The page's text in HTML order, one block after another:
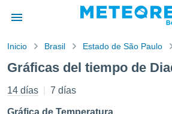
de
ha
por
Inicio Brasil Estado de São Paulo
Gráficas del tiempo de
14 días 7 días
Gráfica de Temperatura